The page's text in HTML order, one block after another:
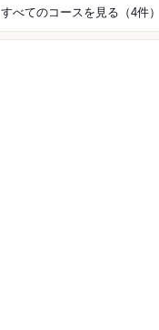
すべてのコースを見る（4件）